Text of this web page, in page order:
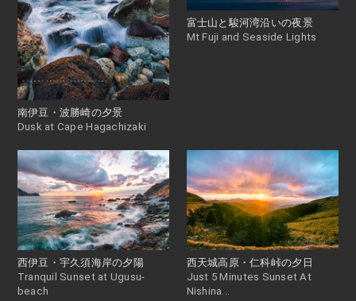
南伊豆・波勝崎の夕景
Dusk at Cape Hagachizaki
富士山と駿河湾沿いの夜景
Mt Fuji and Seaside Lights
西伊豆・宇久須海岸の夕陽
Tranquil Sunset at Ugusu-
beach
西天城高原・仁科峠の夕日
Just 5 Minutes Sunset At
Nishina...